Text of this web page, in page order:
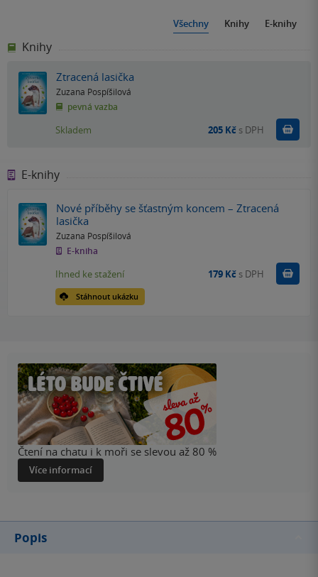
Všechny Knihy E-knihy
Knihy
Ztracená lasička
Zuzana Pospíšilová
pevná vazba
Skladem 205 Kč s DPH
E-knihy
Nové příběhy se šťastným koncem – Ztracená
lasička
Zuzana Pospíšilová
E-kniha
Stáhnout ukázku
Ihned ke stažení 179 Kč s DPH Koupit
Čtení na chatu i k moři se slevou až 80 %
Více informací
Popis